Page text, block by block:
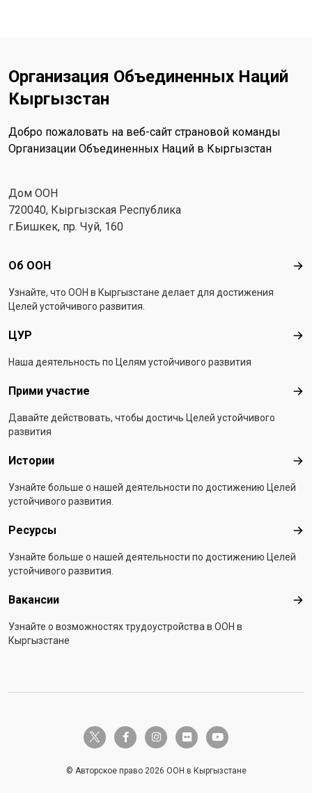
Организация Объединенных Наций
Кыргызстан
Добро пожаловать на веб-сайт страновой команды
Организации Объединенных Наций в Кыргызстан
Дом ООН
720040, Кыргызская Республика
г.Бишкек, пр. Чуй, 160
Footer menu
Об ООН Об
Узнайте, что ООН в Кыргызстанe делает для достижения
Целей устойчивого развития.
ЦУР
Наша деятельность по Целям устойчивого развития
Прими участие
Давайте действовать, чтобы достичь Целей устойчивого
развития
Истории
Узнайте больше о нашей деятельности по достижению Целей
устойчивого развития.
Ресурсы
Узнайте больше о нашей деятельности по достижению Целей
устойчивого развития.
Вакансии
Узнайте о возможностях трудоустройства в ООН в
Кыргызстане
twitter-x facebook-finstagramflickr youtube
© Авторское право 2026 ООН в Кыргызстане